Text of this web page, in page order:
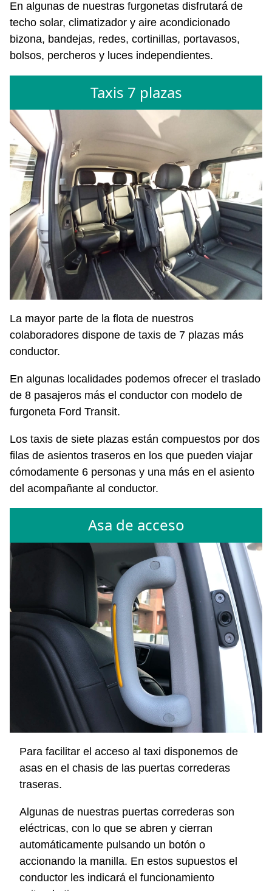
En algunas de nuestras furgonetas disfrutará de
techo solar, climatizador y aire acondicionado
bizona, bandejas, redes, cortinillas, portavasos,
bolsos, percheros y luces independientes.
Taxis 7 plazas
La mayor parte de la flota de nuestros
colaboradores dispone de taxis de 7 plazas más
conductor.
En algunas localidades podemos ofrecer el traslado
de 8 pasajeros más el conductor con modelo de
furgoneta Ford Transit.
Los taxis de siete plazas están compuestos por dos
filas de asientos traseros en los que pueden viajar
cómodamente 6 personas y una más en el asiento
del acompañante al conductor.
Asa de acceso
Para facilitar el acceso al taxi disponemos de
asas en el chasis de las puertas correderas
traseras.
Algunas de nuestras puertas correderas son
eléctricas, con lo que se abren y cierran
automáticamente pulsando un botón o
accionando la manilla. En estos supuestos el
conductor les indicará el funcionamiento